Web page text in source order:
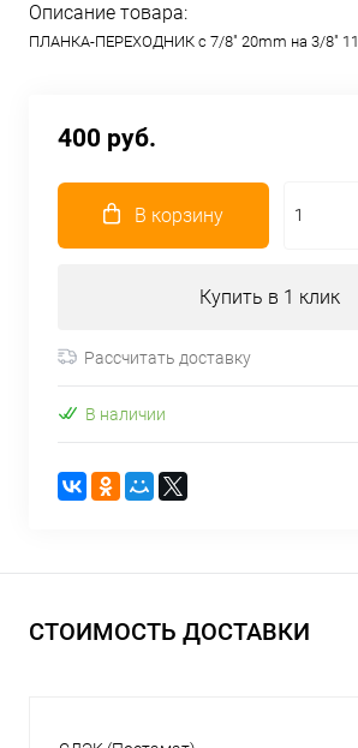
Описание товара:
ПЛАНКА-ПЕРЕХОДНИК с 7/8" 20mm на 3/8"
400 руб.
В корзину
Купить в 1 клик
Рассчитать доставку
В наличии
СТОИМОСТЬ ДОСТАВКИ